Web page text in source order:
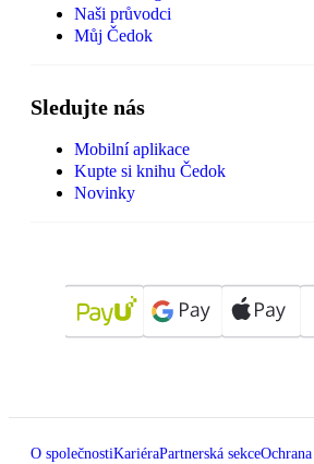
Naši průvodci
Můj Čedok
Sledujte nás
Mobilní aplikace
Kupte si knihu Čedok
Novinky
O společnostiKariéraPartnerská sekce